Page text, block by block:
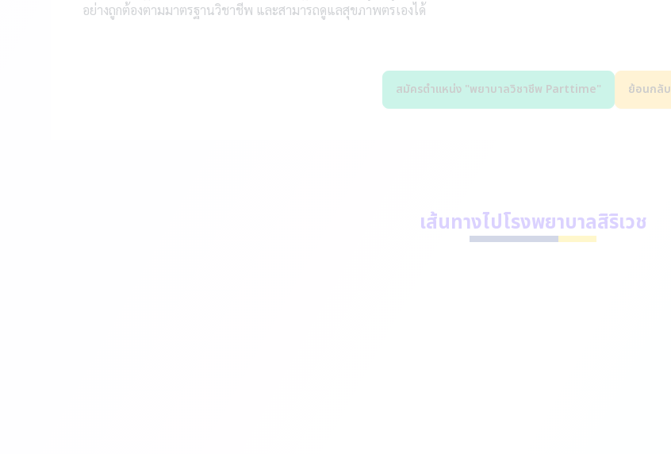
อย่างถูกต้องตามมาตรฐานวิชาชีพ และสามารถดูแลสุขภาพตรเองได้
สมัครตำแหน่ง "พยาบาลวิชาชีพ Parttime" ย้อนกลับ
เส้นทางไปโรงพยาบาลสิริเวช